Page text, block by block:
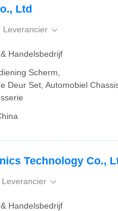
Ltd
Leverancier 
Handelsbedrijf
Scherm,
Deur Set, Automobiel
Technology Co.,

Handelsbedrijf